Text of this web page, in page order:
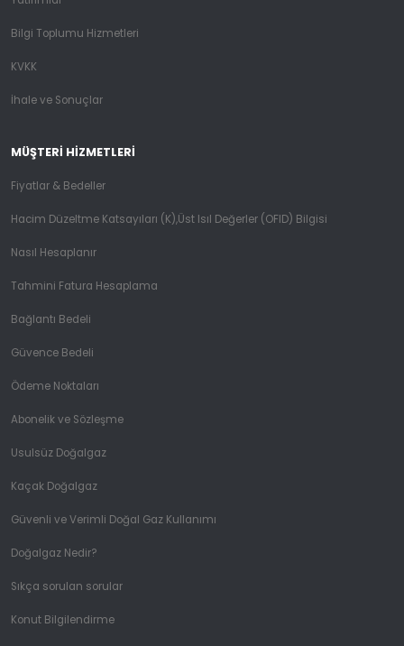
Bilgi Toplumu Hizmetleri
KVKK
İhale ve Sonuçlar
MÜŞTERI HIZMETLERI
Fiyatlar & Bedeller
Hacim Düzeltme Katsayıları (K),Üst Isıl Değerler (OFID) Bilgisi
Nasıl Hesaplanır
Tahmini Fatura Hesaplama
Bağlantı Bedeli
Güvence Bedeli
Ödeme Noktaları
Abonelik ve Sözleşme
Usulsüz Doğalgaz
Kaçak Doğalgaz
Güvenli ve Verimli Doğal Gaz Kullanımı
Doğalgaz Nedir?
Sıkça sorulan sorular
Konut Bilgilendirme